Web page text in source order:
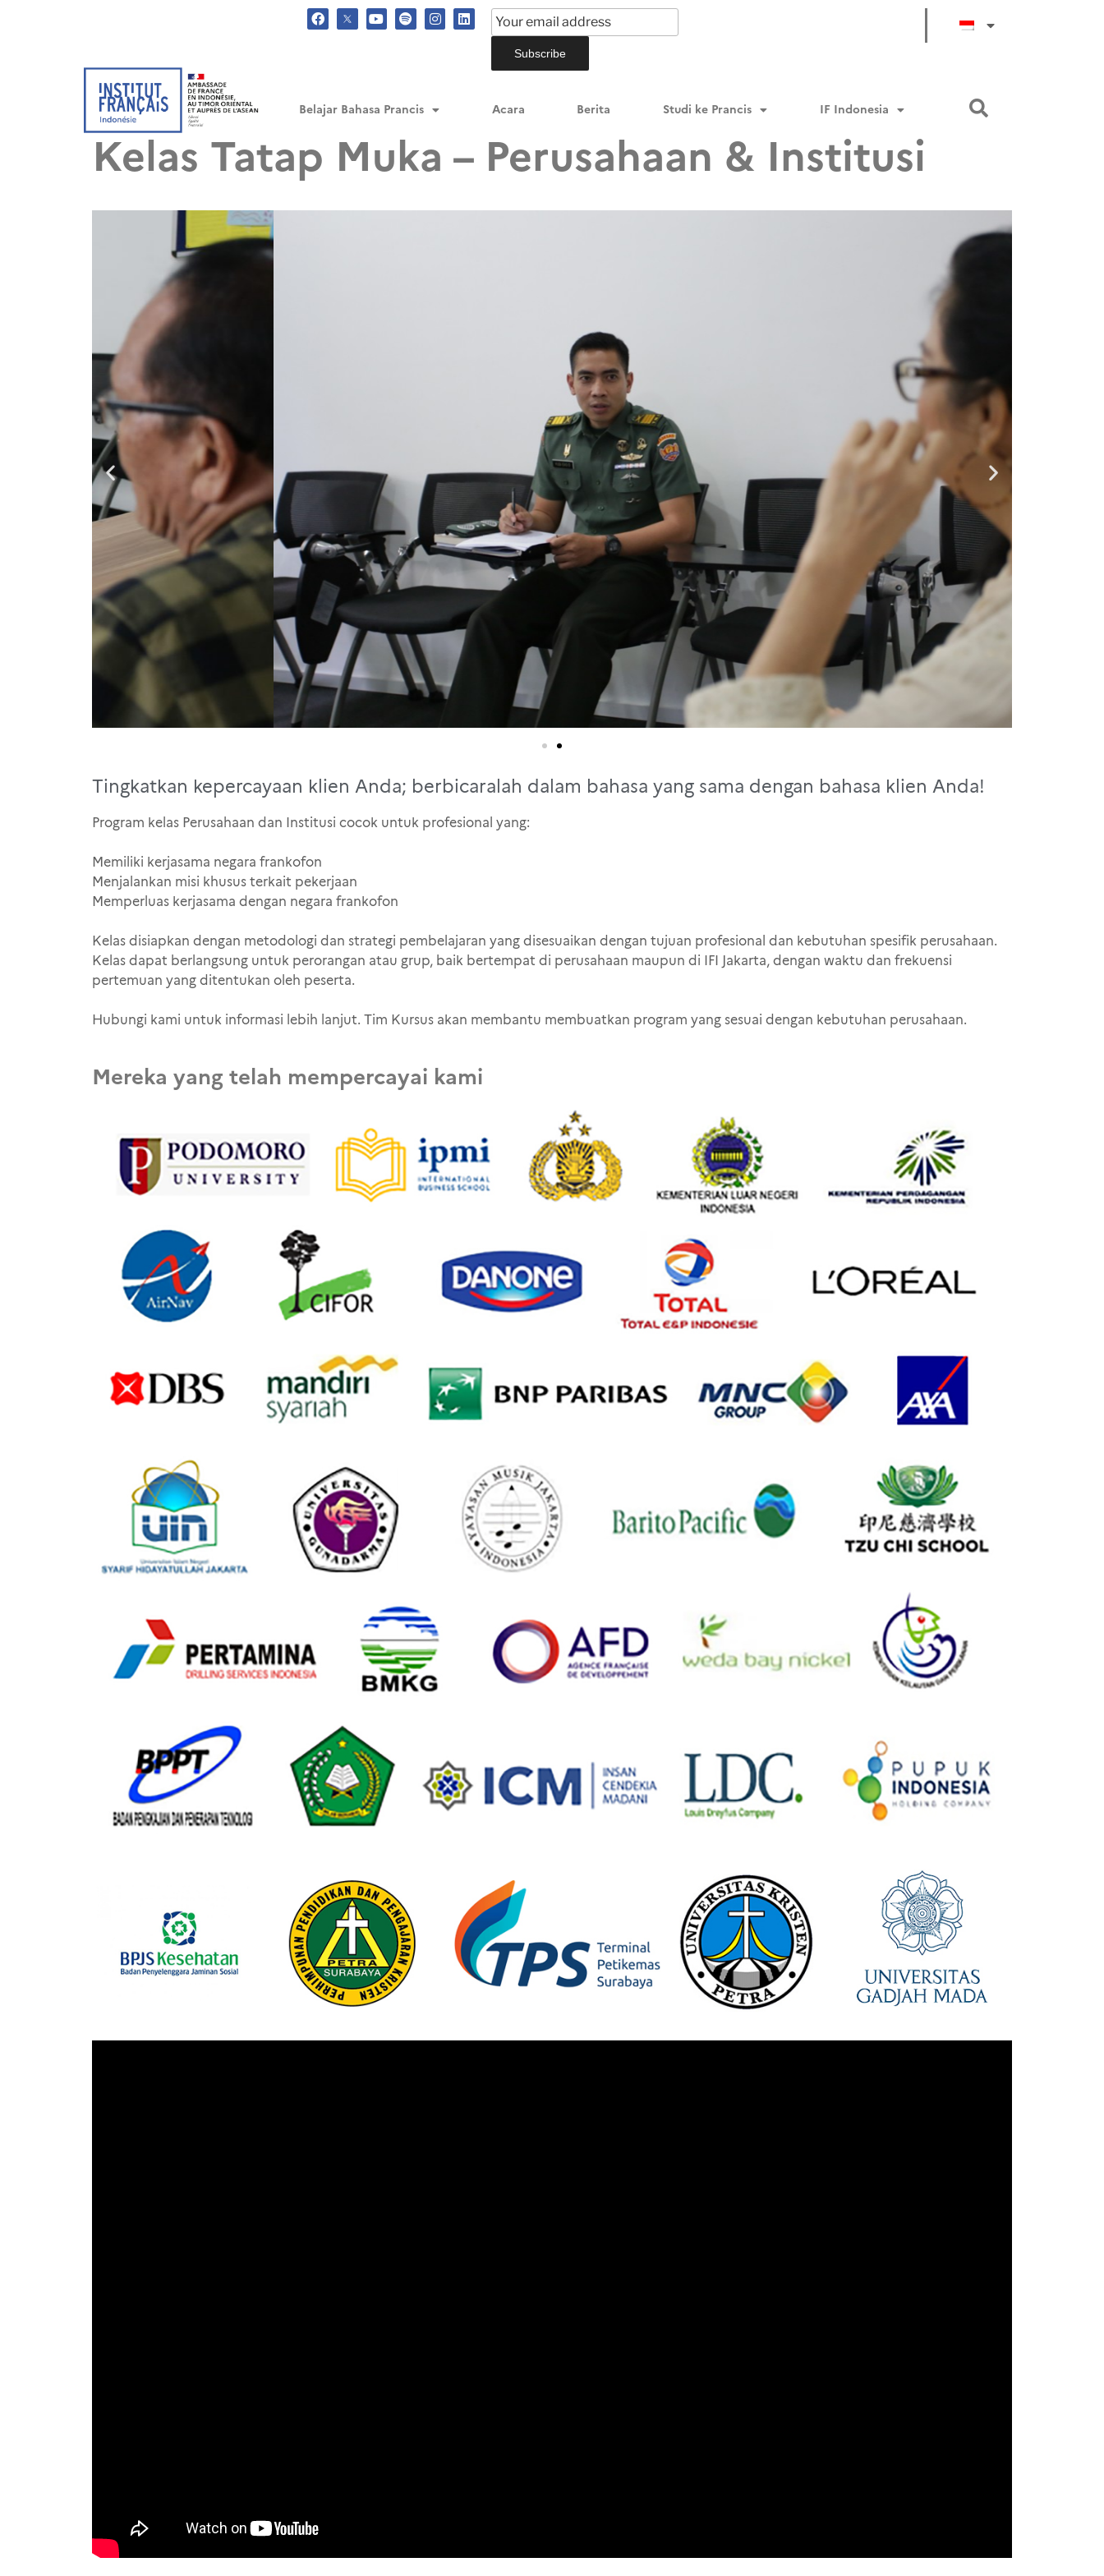
Belajar Bahasa Prancis Acara Berita Studi ke Prancis IF Indonesia
Kelas Tatap Muka – Perusahaan & Institusi
Tingkatkan kepercayaan klien Anda; berbicaralah dalam bahasa yang sama dengan bahasa klien Anda!
Program kelas Perusahaan dan Institusi cocok untuk profesional yang:
Memiliki kerjasama negara frankofon
Menjalankan misi khusus terkait pekerjaan
Memperluas kerjasama dengan negara frankofon
Kelas disiapkan dengan metodologi dan strategi pembelajaran yang disesuaikan dengan tujuan profesional dan kebutuhan spesifik perusahaan.
Kelas dapat berlangsung untuk perorangan atau grup, baik bertempat di perusahaan maupun di IFI Jakarta, dengan waktu dan frekuensi
pertemuan yang ditentukan oleh peserta.
Hubungi kami untuk informasi lebih lanjut. Tim Kursus akan membantu membuatkan program yang sesuai dengan kebutuhan perusahaan.
Mereka yang telah mempercayai kami